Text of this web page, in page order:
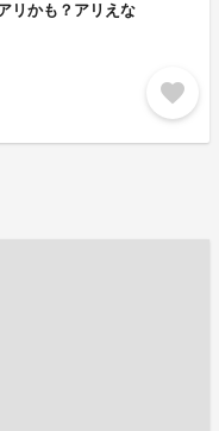
リかも？アリえな
favorite